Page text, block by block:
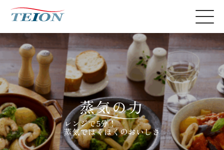
蒸気の力
レンジで5分！
蒸気でほくほくのおいしさ